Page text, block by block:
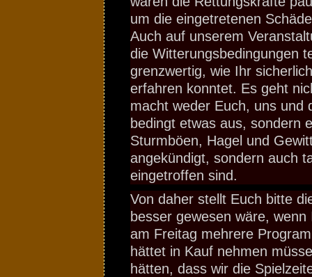
um die eingetretenen
Auch auf unserem
die Witterungsbedingungen
grenzwertig, wie Ihr
erfahren konntet. Es geht
macht weder Euch, uns und
bedingt etwas aus, sondern
Sturmböen, Hagel und
angekündigt, sondern auch
eingetroffen sind.
Von daher stellt Euch bitte
besser gewesen wäre, wenn
am Freitag mehrere
hättet in Kauf nehmen
hätten, dass wir die